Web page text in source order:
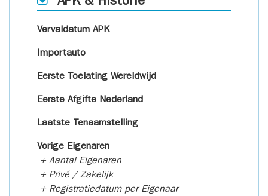
Vervaldatum APK
Importauto
Eerste Toelating Wereldwijd
Eerste Afgifte Nederland
Laatste Tenaamstelling
Vorige Eigenaren
+ Aantal Eigenaren
+ Privé / Zakelijk
+ Registratiedatum per Eigenaar